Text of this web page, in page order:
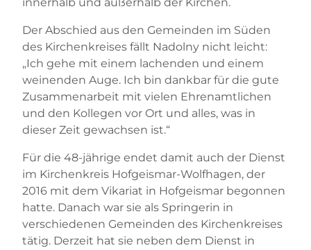
innerhalb und außerhalb der Kirchen.
Der Abschied aus den Gemeinden im Süden
des Kirchenkreises fällt Nadolny nicht leicht:
„Ich gehe mit einem lachenden und einem
weinenden Auge. Ich bin dankbar für die gute
Zusammenarbeit mit vielen Ehrenamtlichen
und den Kollegen vor Ort und alles, was in
dieser Zeit gewachsen ist.“
Für die 48-jährige endet damit auch der Dienst
im Kirchenkreis Hofgeismar-Wolfhagen, der
2016 mit dem Vikariat in Hofgeismar begonnen
hatte. Danach war sie als Springerin in
verschiedenen Gemeinden des Kirchenkreises
tätig. Derzeit hat sie neben dem Dienst in